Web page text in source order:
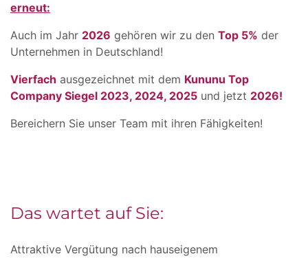
erneut:
Auch im Jahr 2026 gehören wir zu den Top 5% der
Unternehmen in Deutschland!
Vierfach ausgezeichnet mit dem Kununu Top
Company Siegel 2023, 2024, 2025 und jetzt 2026!
Bereichern Sie unser Team mit ihren Fähigkeiten!
Das wartet auf Sie:
Attraktive Vergütung nach hauseigenem